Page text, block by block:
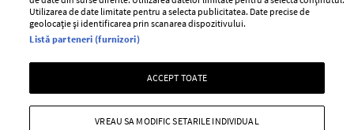
Pariază responsabil! Decizia ONJN nr. 821/25.09.2025.
Jocurile de noroc sunt interzise minorilor.
Copyright © 2026 Ringier Romania SRL
Utilizarea de date limitate pentru a selecta publicitatea. Date precise de
geolocație și identificarea prin scanarea dispozitivului.
Listă parteneri (furnizori)
ACCEPT TOATE
VREAU SA MODIFIC SETARILE INDIVIDUAL